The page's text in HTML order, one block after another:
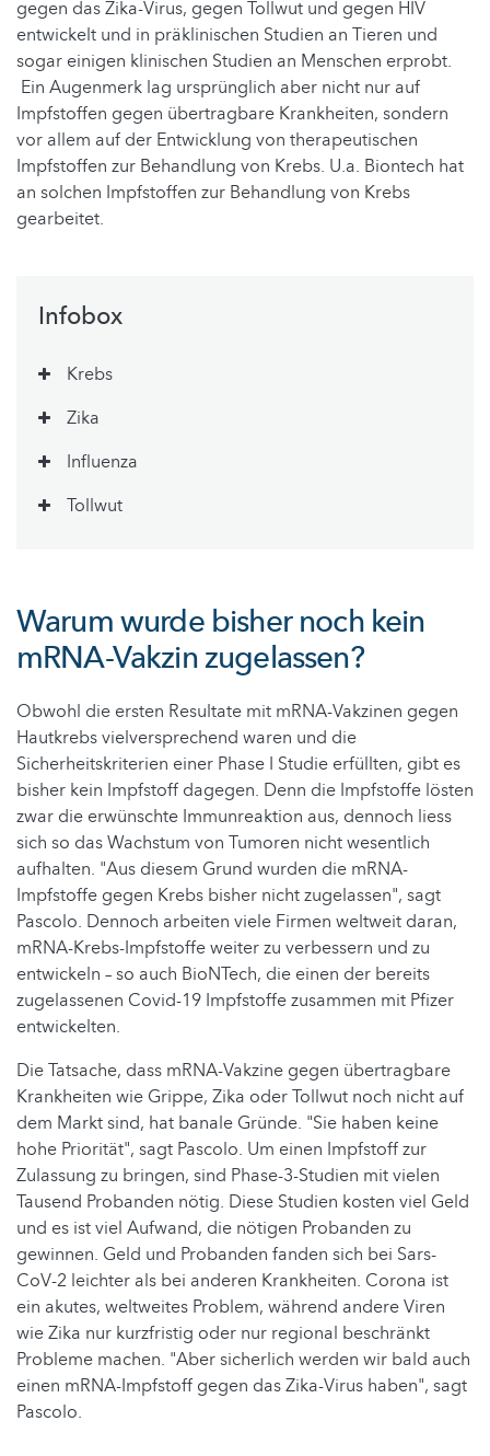
gegen das Zika-Virus, gegen Tollwut und gegen HIV
entwickelt und in präklinischen Studien an Tieren und
sogar einigen klinischen Studien an Menschen erprobt.
Ein Augenmerk lag ursprünglich aber nicht nur auf
Impfstoffen gegen übertragbare Krankheiten, sondern
vor allem auf der Entwicklung von therapeutischen
Impfstoffen zur Behandlung von Krebs. U.a. Biontech hat
an solchen Impfstoffen zur Behandlung von Krebs
gearbeitet.
Infobox
Krebs
Zika
Influenza
Tollwut
Warum wurde bisher noch kein
mRNA-Vakzin zugelassen?
Obwohl die ersten Resultate mit mRNA-Vakzinen gegen
Hautkrebs vielversprechend waren und die
Sicherheitskriterien einer Phase I Studie erfüllten, gibt es
bisher kein Impfstoff dagegen. Denn die Impfstoffe lösten
zwar die erwünschte Immunreaktion aus, dennoch liess
sich so das Wachstum von Tumoren nicht wesentlich
aufhalten. "Aus diesem Grund wurden die mRNA-
Impfstoffe gegen Krebs bisher nicht zugelassen", sagt
Pascolo. Dennoch arbeiten viele Firmen weltweit daran,
mRNA-Krebs-Impfstoffe weiter zu verbessern und zu
entwickeln – so auch BioNTech, die einen der bereits
zugelassenen Covid-19 Impfstoffe zusammen mit Pfizer
entwickelten.
Die Tatsache, dass mRNA-Vakzine gegen übertragbare
Krankheiten wie Grippe, Zika oder Tollwut noch nicht auf
dem Markt sind, hat banale Gründe. "Sie haben keine
hohe Priorität", sagt Pascolo. Um einen Impfstoff zur
Zulassung zu bringen, sind Phase-3-Studien mit vielen
Tausend Probanden nötig. Diese Studien kosten viel Geld
und es ist viel Aufwand, die nötigen Probanden zu
gewinnen. Geld und Probanden fanden sich bei Sars-
CoV-2 leichter als bei anderen Krankheiten. Corona ist
ein akutes, weltweites Problem, während andere Viren
wie Zika nur kurzfristig oder nur regional beschränkt
Probleme machen. "Aber sicherlich werden wir bald auch
einen mRNA-Impfstoff gegen das Zika-Virus haben", sagt
Pascolo.